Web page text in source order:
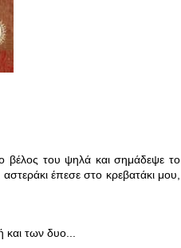
βέλος του ψηλά και σημάδεψε το
έπεσε στο κρεβατάκι μου,
και των δυο...